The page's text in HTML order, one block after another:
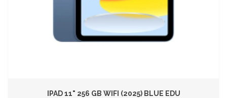
IPAD 11" 256 GB WIFI (2025) BLUE EDU